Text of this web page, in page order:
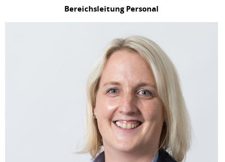
Bereichsleitung Personal